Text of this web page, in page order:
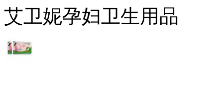
艾卫妮孕妇卫生用品